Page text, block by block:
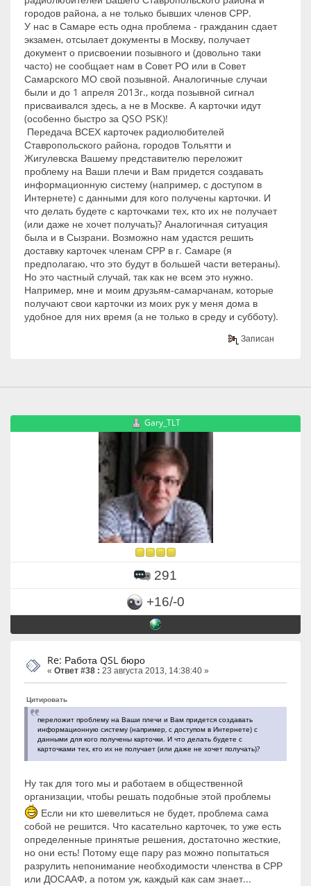
городов района, а не только бывших членов СРР.
У нас в Самаре есть одна проблема - гражданин сдает
экзамен, отсылает документы в Москву, получает
документ о присвоении позывного и (довольно таки
часто) не сообщает нам в Совет РО или в Совет
Самарского МО свой позывной. Аналогичные случаи
были и до 1 апреля 2013г., когда позывной сигнал
присваивался здесь, а не в Москве. А карточки идут
(особенно быстро за QSO PSK)!
Передача ВСЕХ карточек радиолюбителей
Ставропольского района, городов Тольятти и
Жигулевска Вашему представителю переложит
проблему на Ваши плечи и Вам придется создавать
информационную систему (например, с доступом в
Интернете) с данными для кого получены карточки. И
что делать будете с карточками тех, кто их не получает
(или даже не хочет получать)? Аналогичная ситуация
была и в Сызрани. Возможно нам удастся решить
доставку карточек членам СРР в г. Самаре (я
предполагаю, что это будут в большей части ветераны).
Но это частный случай, так как не всем это нужно.
Например, мне и моим друзьям-самарчанам, которые
получают свои карточки из моих рук у меня дома в
удобное для них время (а не только в среду и субботу).
Записан
Gary_TLT
291
+16/-0
Re: Работа QSL бюро
« Ответ #38 : 23 августа 2013, 14:38:40 »
Цитировать
переложит проблему на Ваши плечи и Вам придется создавать
информационную систему (например, с доступом в Интернете) с
данными для кого получены карточки. И что делать будете с
карточками тех, кто их не получает (или даже не хочет получать)?
Ну так для того мы и работаем в общественной
организации, чтобы решать подобные этой проблемы
Если ни кто шевелиться не будет, проблема сама
собой не решится. Что касательно карточек, то уже есть
определенные принятые решения, достаточно жесткие,
но они есть! Потому еще пару раз можно попытаться
разрулить непонимание необходимости членства в СРР
или ДОСААФ, а потом уж, каждый как сам знает...